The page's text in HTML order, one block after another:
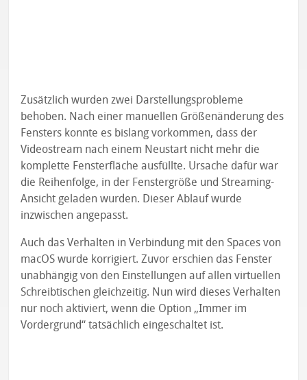
Zusätzlich wurden zwei Darstellungsprobleme
behoben. Nach einer manuellen Größenänderung des
Fensters konnte es bislang vorkommen, dass der
Videostream nach einem Neustart nicht mehr die
komplette Fensterfläche ausfüllte. Ursache dafür war
die Reihenfolge, in der Fenstergröße und Streaming-
Ansicht geladen wurden. Dieser Ablauf wurde
inzwischen angepasst.
Auch das Verhalten in Verbindung mit den Spaces von
macOS wurde korrigiert. Zuvor erschien das Fenster
unabhängig von den Einstellungen auf allen virtuellen
Schreibtischen gleichzeitig. Nun wird dieses Verhalten
nur noch aktiviert, wenn die Option „Immer im
Vordergrund“ tatsächlich eingeschaltet ist.